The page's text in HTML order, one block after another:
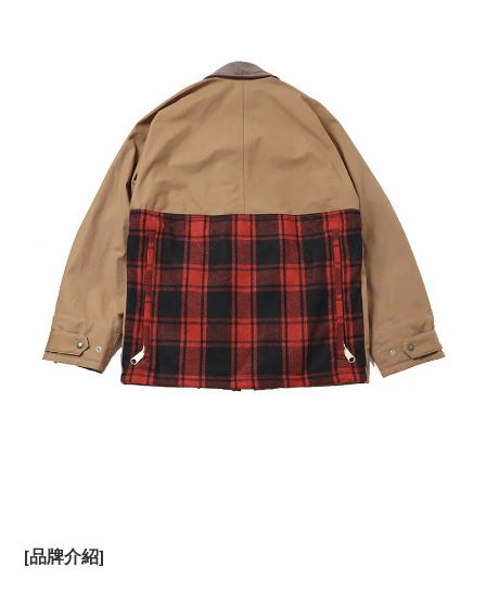
[品牌介紹]